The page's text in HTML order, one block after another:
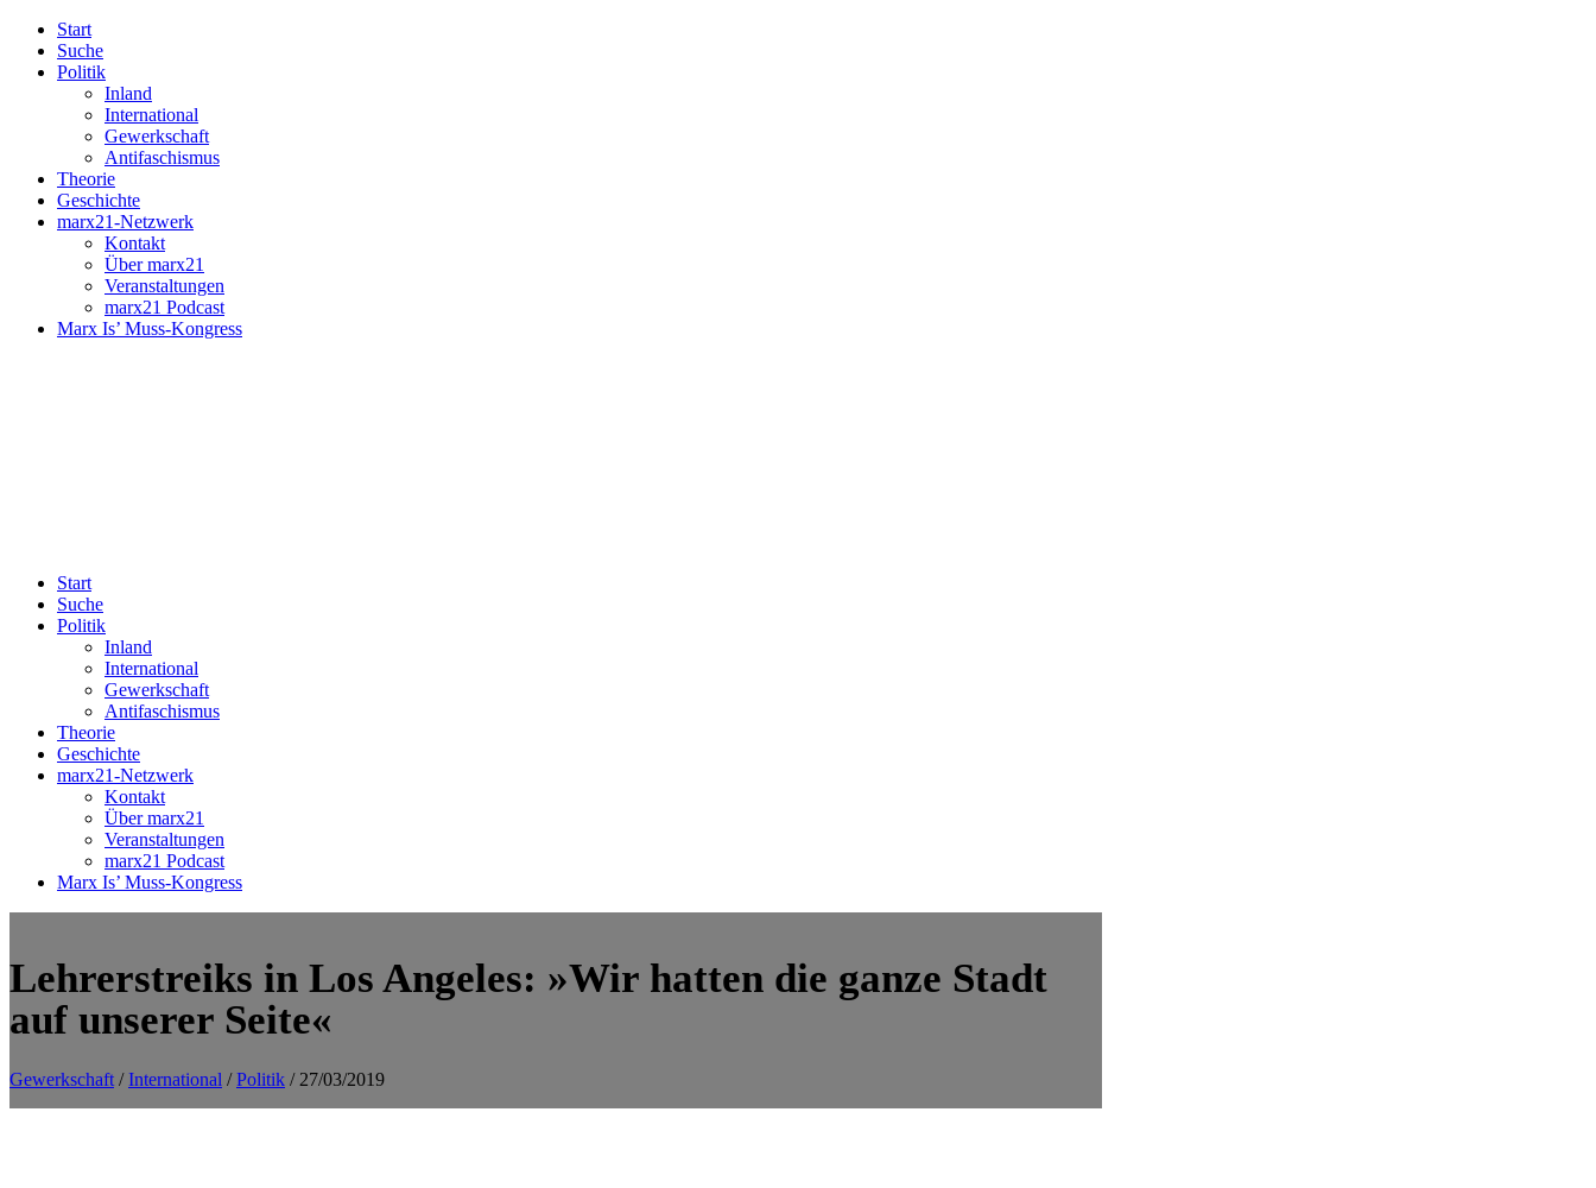
Start
Suche
Politik
Inland
International
Gewerkschaft
Antifaschismus
Theorie
Geschichte
marx21-Netzwerk
Kontakt
Über marx21
Veranstaltungen
marx21 Podcast
Marx Is’ Muss-Kongress
Start
Suche
Politik
Inland
International
Gewerkschaft
Antifaschismus
Theorie
Geschichte
marx21-Netzwerk
Kontakt
Über marx21
Veranstaltungen
marx21 Podcast
Marx Is’ Muss-Kongress
Lehrerstreiks in Los Angeles: »Wir hatten die ganze Stadt
auf unserer Seite«
Gewerkschaft /International /Politik / 27/03/2019